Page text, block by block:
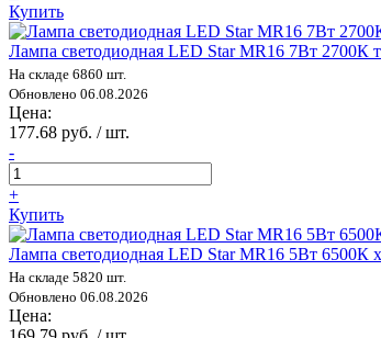
Купить
Лампа светодиодная LED Star MR16 7Вт 2700К
На складе 6860 шт.
Обновлено 06.08.2026
Цена:
177.68 руб. / шт.
-
+
Купить
Лампа светодиодная LED Star MR16 5Вт 6500К
На складе 5820 шт.
Обновлено 06.08.2026
Цена: